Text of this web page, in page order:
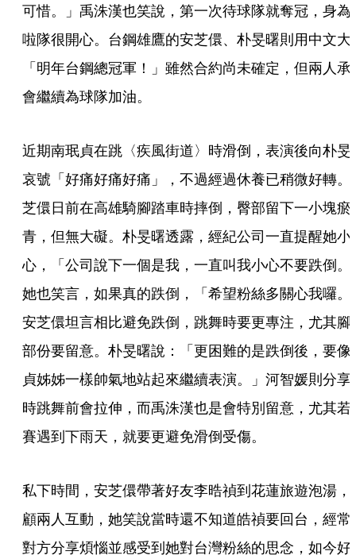
可惜。」禹洙漢也笑說，第一次待球隊就奪冠，身為
啦隊很開心。台鋼雄鷹的安芝儇、朴旻曙則用中文大
「明年台鋼總冠軍！」雖然合約尚未確定，但兩人承
會繼續為球隊加油。
近期南珉貞在跳〈疾風街道〉時滑倒，表演後向朴旻
哀號「好痛好痛好痛」，不過經過休養已稍微好轉。
芝儇日前在高雄騎腳踏車時摔倒，臀部留下一小塊瘀
青，但無大礙。朴旻曙透露，經紀公司一直提醒她小
心，「公司說下一個是我，一直叫我小心不要跌倒。
她也笑言，如果真的跌倒，「希望粉絲多關心我囉。
安芝儇坦言相比避免跌倒，跳舞時要更專注，尤其腳
部份要留意。朴旻曙說：「更困難的是跌倒後，要像
貞姊姊一樣帥氣地站起來繼續表演。」河智媛則分享
時跳舞前會拉伸，而禹洙漢也是會特別留意，尤其若
賽遇到下雨天，就要更避免滑倒受傷。
私下時間，安芝儇帶著好友李晧禎到花蓮旅遊泡湯，
顧兩人互動，她笑說當時還不知道皓禎要回台，經常
對方分享煩惱並感受到她對台灣粉絲的思念，如今好